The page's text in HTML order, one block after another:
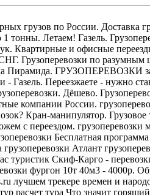
Летаем! Газель.
Грузоперевозки по
- Газель. Переезжаете - нужно
по москве и области ЗАО
Кран-манипулятор. Грузовое
Грузоперевозки
фургон 10т 40м3 - 4000р.